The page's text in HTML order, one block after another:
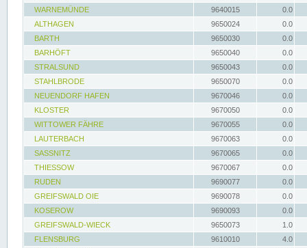
WARNEMÜNDE
9640015
0.0
ALTHAGEN
9650024
0.0
BARTH
9650030
0.0
BARHÖFT
9650040
0.0
STRALSUND
9650043
0.0
STAHLBRODE
9650070
0.0
NEUENDORF HAFEN
9670046
0.0
KLOSTER
9670050
0.0
WITTOWER FÄHRE
9670055
0.0
LAUTERBACH
9670063
0.0
SASSNITZ
9670065
0.0
THIESSOW
9670067
0.0
RUDEN
9690077
0.0
GREIFSWALD OIE
9690078
0.0
KOSEROW
9690093
0.0
GREIFSWALD-WIECK
9650073
1.0
FLENSBURG
9610010
4.0